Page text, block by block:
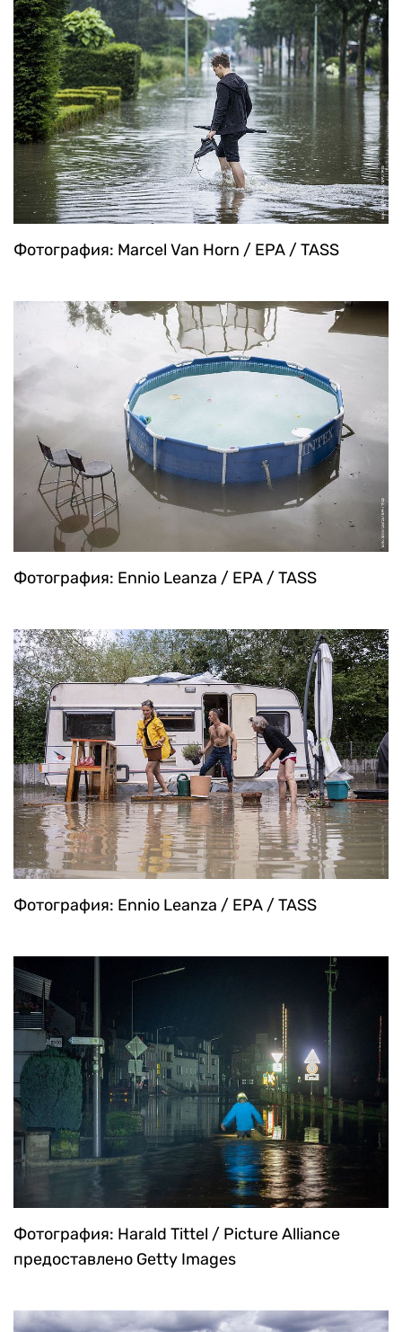
Фотография: Marcel Van Horn / EPA / TASS
Фотография: Ennio Leanza / EPA / TASS
Фотография: Ennio Leanza / EPA / TASS
Фотография: Harald Tittel / Picture Alliance
предоставлено Getty Images